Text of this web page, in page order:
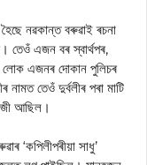
নৱকান্ত বৰুৱাই ৰচনা
তেওঁ এজন বৰ স্বাৰ্থপৰ,
এজনৰ দোকান পুলিচৰ
নামত তেওঁ দুৰ্বলীৰ পৰা মাটি
আছিল।
‘কপিলীপৰীয়া সাধু’